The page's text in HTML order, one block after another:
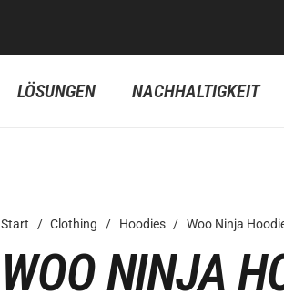
LÖSUNGEN NACHHALTIGKEIT
Start / Clothing / Hoodies / Woo Ninja
WOO NINJA